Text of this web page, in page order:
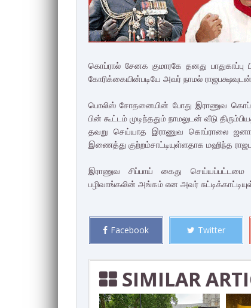
கொப்ரால் சேனக குமாரகே தனது பாதுகாப்பு
கோரிக்கையின்படியே அவர் நாமல்
பொலிஸ் சோதனையின் போது இராணுவ
பின் கூட்டம் முடிந்ததும் நாமலுடன் வீடு
தவறு செய்யாத இராணுவ கொப்ராலை
இணைத்து குற்றம்சாட்டியுள்ளதாக மஹிந்த
இராணுவ சிப்பாய் கைது செய்யப்பட்டமை
பழிவாங்கலின் அங்கம் என அவர்
Facebook Twitter
SIMILAR